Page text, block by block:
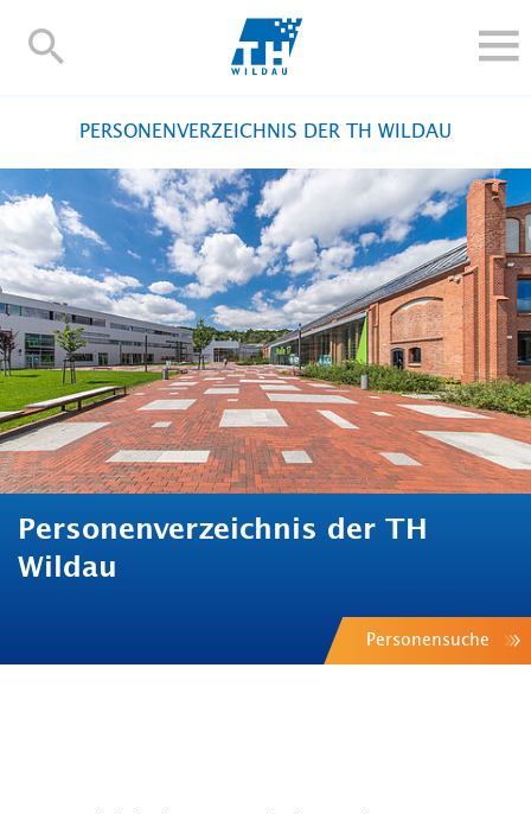
TH-
FORSCHUNG UND TRANSFER
ALUMNI
HOCHSCHULE
INTERNATIONAL
BESCHÄFTIGTE
Blogs Kontakt und Anfahrt Webmail Moodle
TH Online-Portal Personensuche English
PERSONENVERZEICHNIS DER TH WILDAU
Personenverzeichnis der TH
Wildau
Personensuche